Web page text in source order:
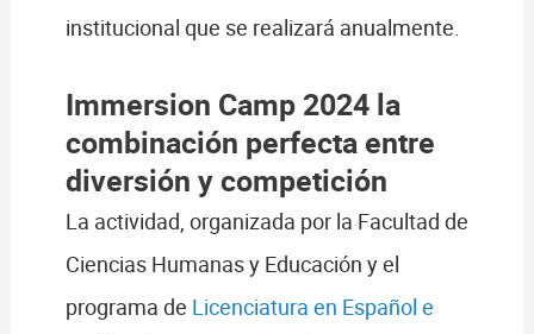
institucional que se realizará anualmente.
Immersion Camp 2024 la
combinación perfecta entre
diversión y competición
La actividad, organizada por la Facultad de
Ciencias Humanas y Educación y el
programa de Licenciatura en Español e